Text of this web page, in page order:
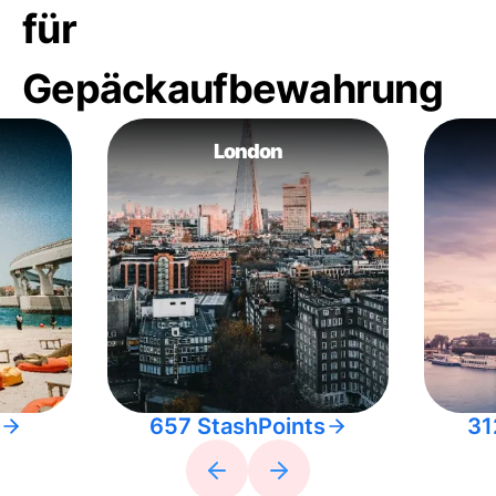
für
Gepäckaufbewahrung
London
657 StashPoints